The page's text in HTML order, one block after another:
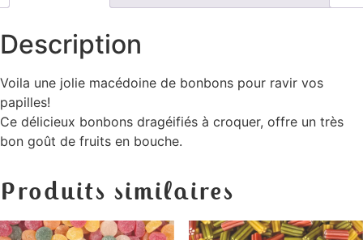
Description
Voila une jolie macédoine de bonbons pour ravir vos
papilles!
Ce délicieux bonbons dragéifiés à croquer, offre un très
bon goût de fruits en bouche.
Produits similaires